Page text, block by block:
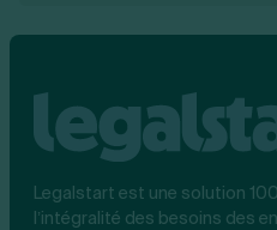
Legalstart est une solution
l’intégralité des besoins des